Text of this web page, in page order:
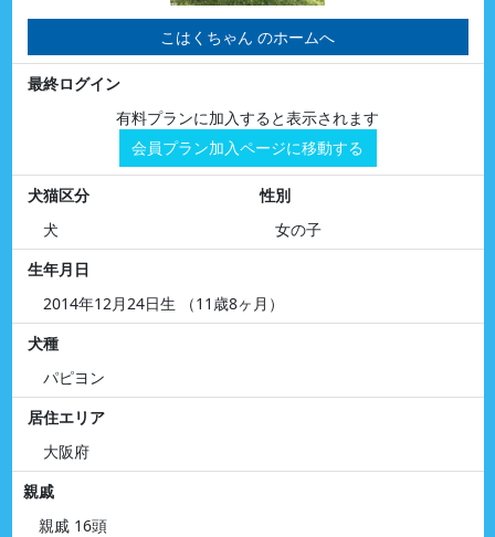
こはくちゃん のホームへ
最終ログイン
有料プランに加入すると表示されます
会員プラン加入ページに移動する
犬猫区分
犬
性別
女の子
生年月日
2014年12月24日生 （11歳8ヶ月）
犬種
パピヨン
居住エリア
大阪府
親戚
親戚 16頭